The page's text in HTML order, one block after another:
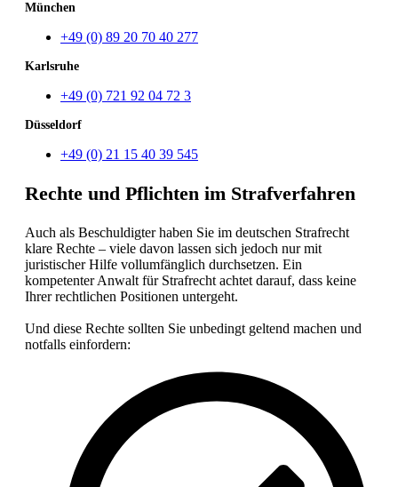
München
+49 (0) 89 20 70 40 277
Karlsruhe
+49 (0) 721 92 04 72 3
Düsseldorf
+49 (0) 21 15 40 39 545
Rechte und Pflichten im Strafverfahren
Auch als Beschuldigter haben Sie im deutschen Strafrecht
klare Rechte – viele davon lassen sich jedoch nur mit
juristischer Hilfe vollumfänglich durchsetzen. Ein
kompetenter Anwalt für Strafrecht achtet darauf, dass keine
Ihrer rechtlichen Positionen untergeht.
Und diese Rechte sollten Sie unbedingt geltend machen und
notfalls einfordern: